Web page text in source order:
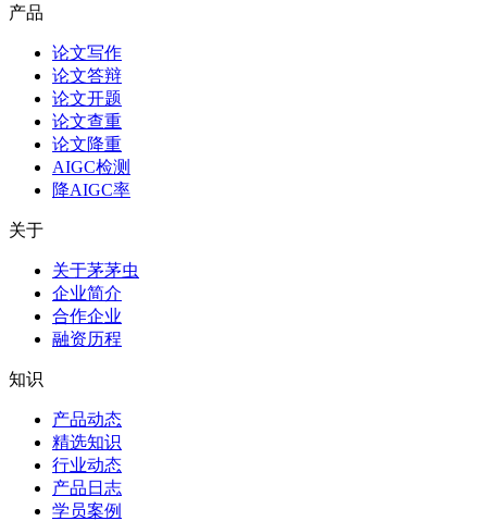
产品
论文写作
论文答辩
论文开题
论文查重
论文降重
AIGC检测
降AIGC率
关于
关于茅茅虫
企业简介
合作企业
融资历程
知识
产品动态
精选知识
行业动态
产品日志
学员案例